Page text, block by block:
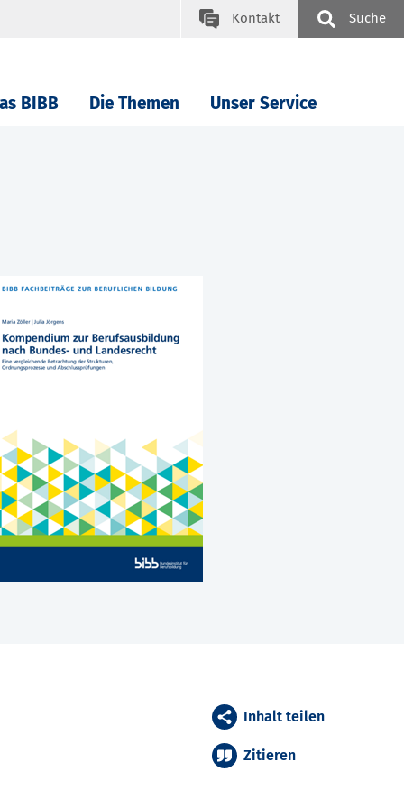
Kontakt Suche
BIBB Die Themen Unser Service
Inhalt teilen
Zitieren